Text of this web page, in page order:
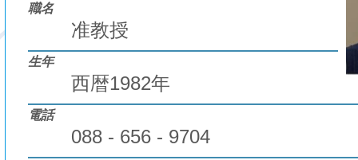
職名
准教授
生年
西暦1982年
電話
088 - 656 - 9704